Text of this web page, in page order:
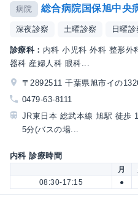
病院 総合病院国保旭中央
深夜診察 土曜診察 日曜診
診療科： 内科 小児科 外科 整形外
器科 産婦人科 眼科...
〒2892511 千葉県旭市イの
0479-63-8111
JR東日本 総武本線 旭駅 徒歩
5分(バスの場...
内科 診療時間
月
08:30-17:15
●